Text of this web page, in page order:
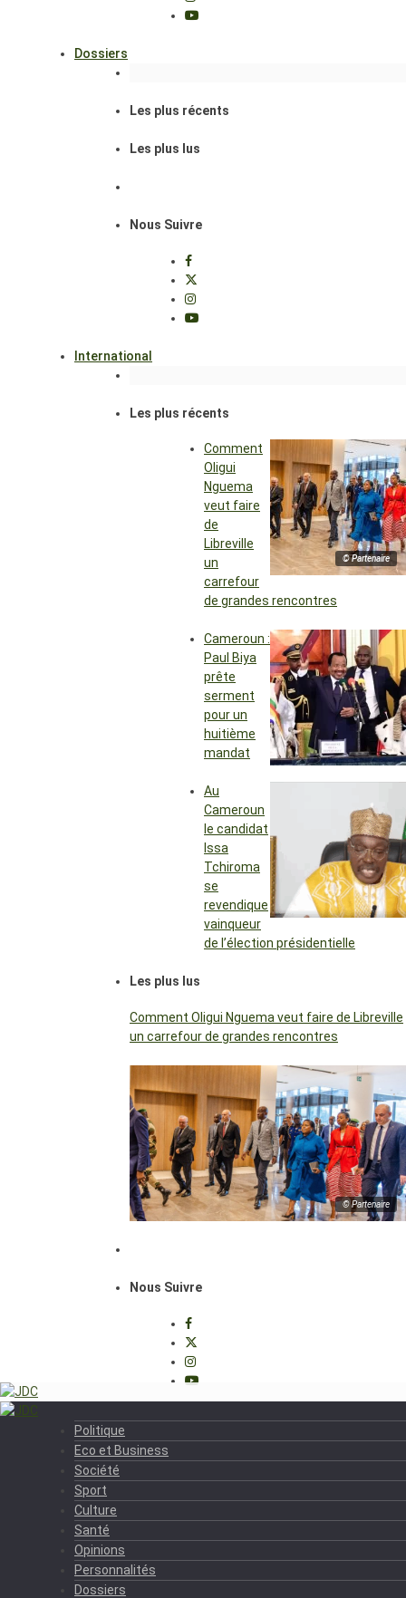
Dossiers
Les plus récents
Les plus lus
Nous Suivre
International
Les plus récents
© Partenaire
Comment
Oligui
Nguema
veut faire
de
Libreville
un
carrefour
de grandes rencontres
Cameroun :
Paul Biya
prête
serment
pour un
huitième
mandat
Au
Cameroun
le candidat
Issa
Tchiroma
se
revendique
vainqueur
de l’élection présidentielle
Les plus lus
Comment Oligui Nguema veut faire de Libreville
un carrefour de grandes rencontres
© Partenaire
Nous Suivre
Politique
Eco et Business
Société
Sport
Culture
Santé
Opinions
Personnalités
Dossiers